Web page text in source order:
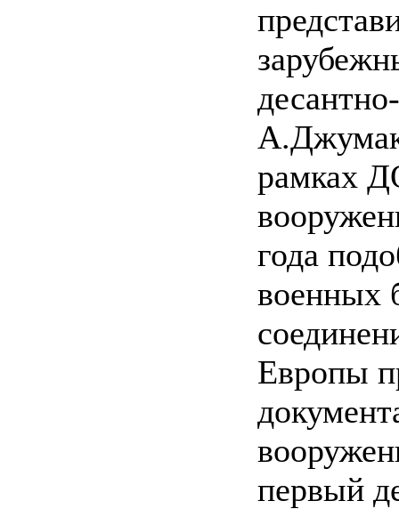
рамках
года
военных
Европы
первый